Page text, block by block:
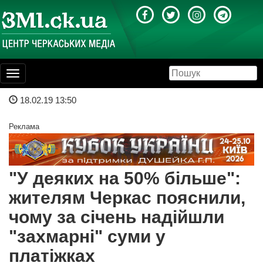
Toggle
navigation
18.02.19 13:50
Реклама
"У деяких на 50% більше":
жителям Черкас пояснили,
чому за січень надійшли
"захмарні" суми у
платіжках